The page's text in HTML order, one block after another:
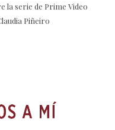
la serie de Prime Video
Piñeiro